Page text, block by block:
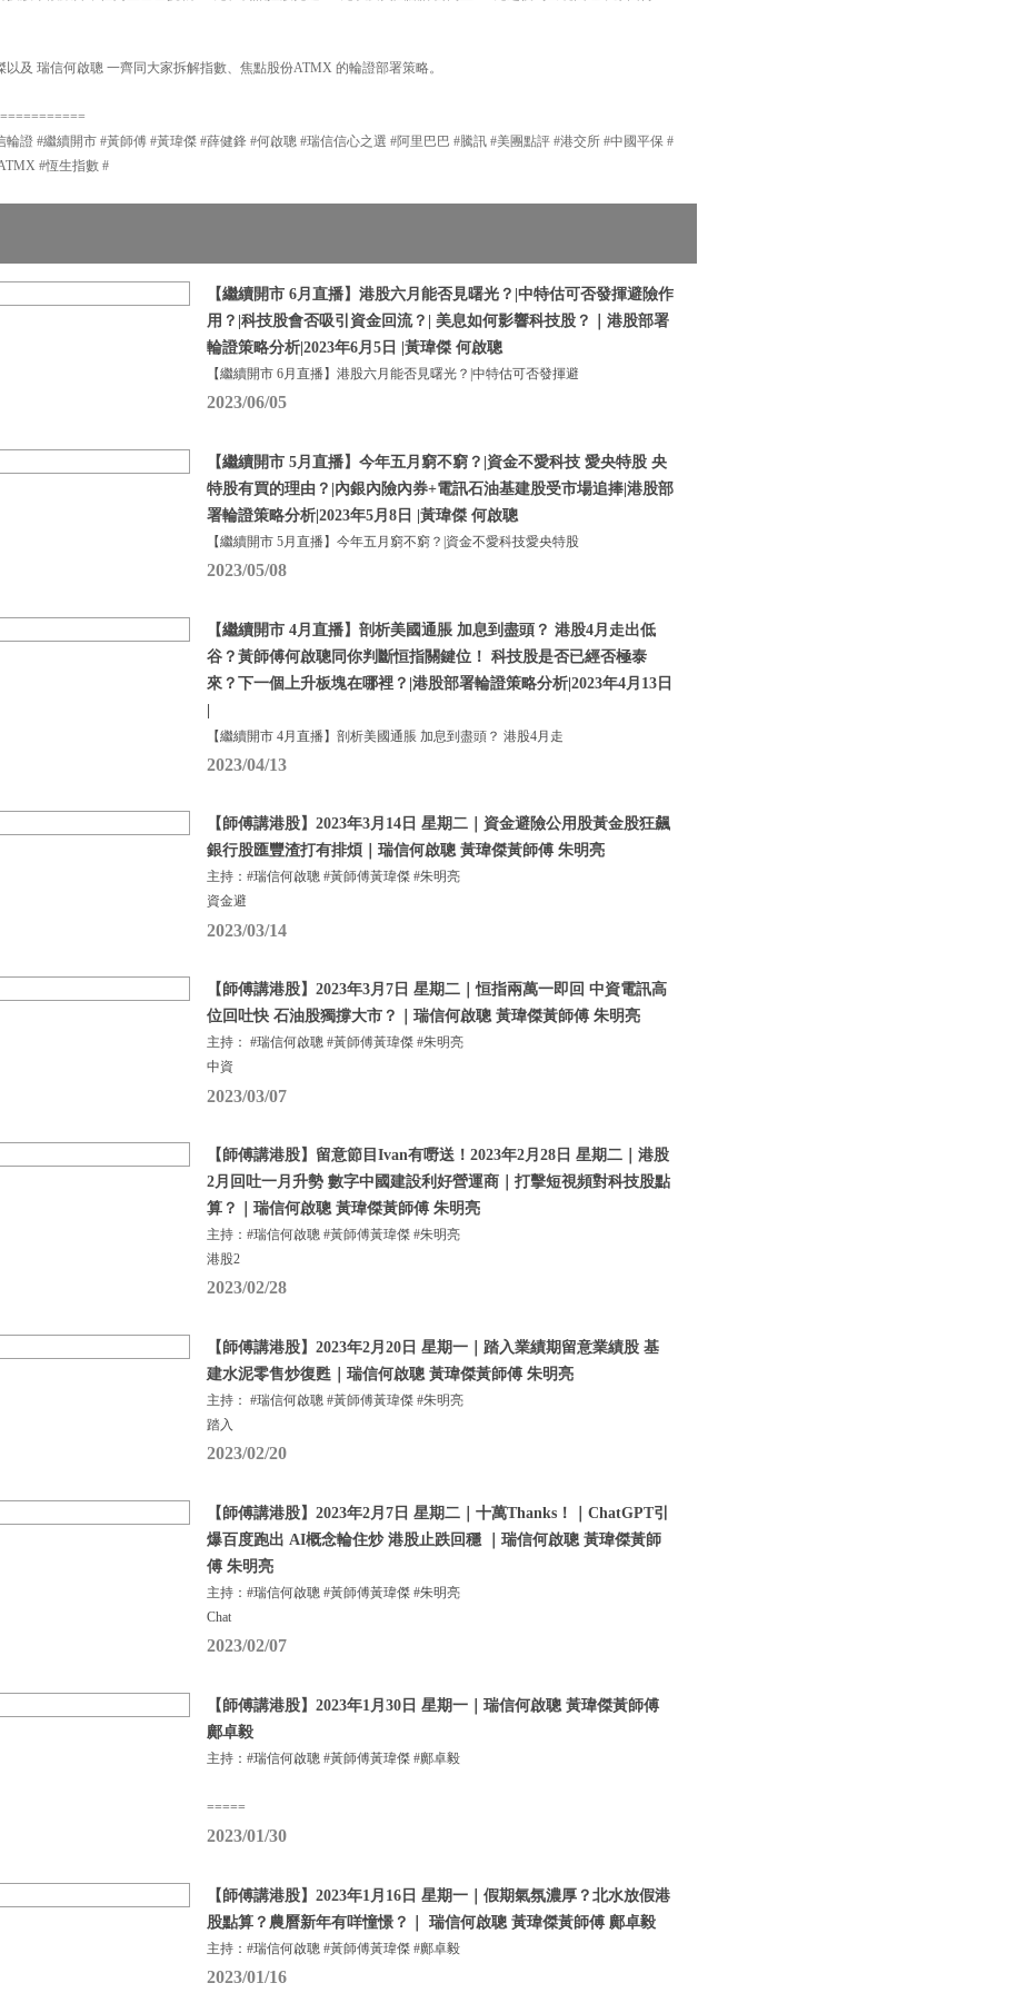
及 瑞信何啟聰 一齊同大家拆解指數、焦點股份ATMX 的輪證部署策略。
輪證 #繼續開市 #黃師傅 #黃瑋傑 #薛健鋒 #何啟聰 #瑞信信心之選 #阿里巴巴 #騰訊 #美團點評 #港交所 #中國平保 #
#恆生指數 #
【繼續開市 6月直播】港股六月能否見曙光？|中特估可否發揮避險作
用？|科技股會否吸引資金回流？| 美息如何影響科技股？｜港股部署
輪證策略分析|2023年6月5日 |黃瑋傑 何啟聰
【繼續開市 6月直播】港股六月能否見曙光？|中特估可否發揮避
2023/06/05
【繼續開市 5月直播】今年五月窮不窮？|資金不愛科技 愛央特股 央
特股有買的理由？|內銀內險內券+電訊石油基建股受市場追捧|港股部
署輪證策略分析|2023年5月8日 |黃瑋傑 何啟聰
【繼續開市 5月直播】今年五月窮不窮？|資金不愛科技愛央特股
2023/05/08
【繼續開市 4月直播】剖析美國通脹 加息到盡頭？ 港股4月走出低
谷？黃師傅何啟聰同你判斷恒指關鍵位！ 科技股是否已經否極泰
來？下一個上升板塊在哪裡？|港股部署輪證策略分析|2023年4月13日
|
【繼續開市 4月直播】剖析美國通脹 加息到盡頭？ 港股4月走
2023/04/13
【師傅講港股】2023年3月14日 星期二｜資金避險公用股黃金股狂飆
銀行股匯豐渣打有排煩｜瑞信何啟聰 黃瑋傑黃師傅 朱明亮
主持：#瑞信何啟聰 #黃師傅黃瑋傑 #朱明亮
資金避
2023/03/14
【師傅講港股】2023年3月7日 星期二｜恒指兩萬一即回 中資電訊高
位回吐快 石油股獨撐大市？｜瑞信何啟聰 黃瑋傑黃師傅 朱明亮
主持： #瑞信何啟聰 #黃師傅黃瑋傑 #朱明亮
中資
2023/03/07
【師傅講港股】留意節目Ivan有嘢送！2023年2月28日 星期二｜港股
2月回吐一月升勢 數字中國建設利好營運商｜打擊短視頻對科技股點
算？｜瑞信何啟聰 黃瑋傑黃師傅 朱明亮
主持：#瑞信何啟聰 #黃師傅黃瑋傑 #朱明亮
港股2
2023/02/28
【師傅講港股】2023年2月20日 星期一｜踏入業績期留意業績股 基
建水泥零售炒復甦｜瑞信何啟聰 黃瑋傑黃師傅 朱明亮
主持： #瑞信何啟聰 #黃師傅黃瑋傑 #朱明亮
踏入
2023/02/20
【師傅講港股】2023年2月7日 星期二｜十萬Thanks！｜ChatGPT引
爆百度跑出 AI概念輪住炒 港股止跌回穩 ｜瑞信何啟聰 黃瑋傑黃師
傅 朱明亮
主持：#瑞信何啟聰 #黃師傅黃瑋傑 #朱明亮
Chat
2023/02/07
【師傅講港股】2023年1月30日 星期一｜瑞信何啟聰 黃瑋傑黃師傅
鄺卓毅
主持：#瑞信何啟聰 #黃師傅黃瑋傑 #鄺卓毅
=====
2023/01/30
【師傅講港股】2023年1月16日 星期一｜假期氣氛濃厚？北水放假港
股點算？農曆新年有咩憧憬？｜ 瑞信何啟聰 黃瑋傑黃師傅 鄺卓毅
主持：#瑞信何啟聰 #黃師傅黃瑋傑 #鄺卓毅
2023/01/16